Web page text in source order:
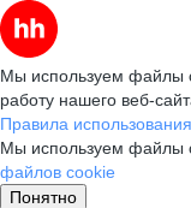
Мы используем файлы
работу нашего веб-
Правила
Мы используем файлы
файлов cookie
Понятно